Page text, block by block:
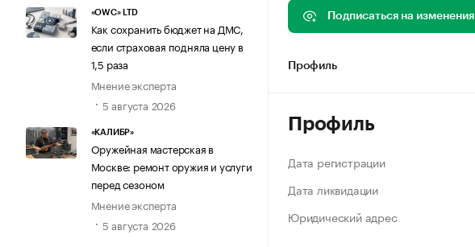
«OWC» LTD
Как сохранить бюджет на ДМС,
если страховая подняла цену в
1,5 раза
Мнение эксперта
5 августа 2026
«КАЛИБР»
Оружейная мастерская в
Москве: ремонт оружия и услуги
перед сезоном
Мнение эксперта
5 августа 2026
Подписаться на изменения
Профиль
Профиль
Дата регистрации
Дата ликвидации
Юридический адрес